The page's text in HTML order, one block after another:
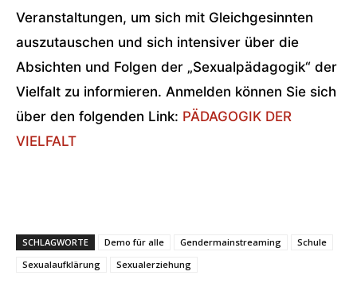
Veranstaltungen, um sich mit Gleichgesinnten
auszutauschen und sich intensiver über die
Absichten und Folgen der „Sexualpädagogik“ der
Vielfalt zu informieren. Anmelden können Sie sich
über den folgenden Link: PÄDAGOGIK DER
VIELFALT
SCHLAGWORTE Demo für alle Gendermainstreaming
Schule
Sexualaufklärung
Sexualerziehung